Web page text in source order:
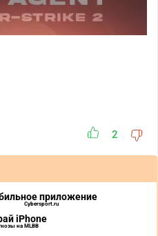
2
приложение
Cybersport.ru
iPhone
на MLBB